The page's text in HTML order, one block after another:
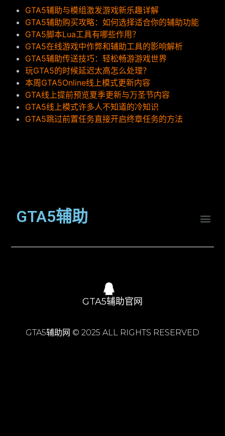
GTA5辅助与模组激发游戏新乐趣详解
GTA5辅助购买攻略：如何选择适合你的辅助功能
GTA5脚本Lua工具有哪些作用？
GTA5在线游戏中作弊和辅助工具的影响解析
GTA5辅助传送技巧：轻松畅游游戏世界
玩GTA5的时候延迟太高怎么处理？
本周GTA5Online线上模式更新内容
GTA线上提前预览夏季更新与万圣节内容
GTA5线上模式许多人不知道的冷知识
GTA5跳过前置任务直接开启终章任务的方法
GTA5辅助
GTA5辅助官网
GTA5辅助网 © 2025 ALL RIGHTS RESERVED